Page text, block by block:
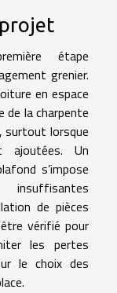
étape
grenier.
en espace
de la charpente
surtout lorsque
ajoutées. Un
s’impose
de pièces
vérifié pour
les pertes
le choix des